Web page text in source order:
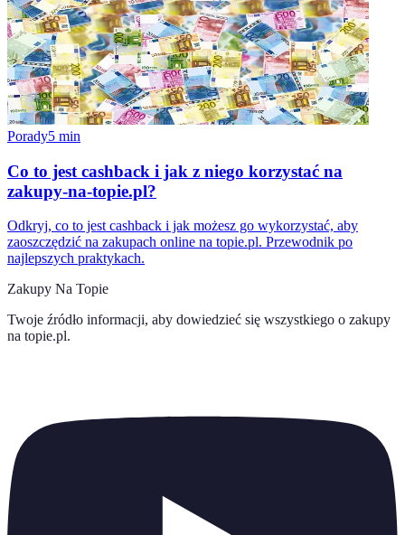
Porady5 min
Co to jest cashback i jak z niego korzystać na
zakupy-na-topie.pl?
Odkryj, co to jest cashback i jak możesz go wykorzystać, aby
zaoszczędzić na zakupach online na topie.pl. Przewodnik po
najlepszych praktykach.
Zakupy Na Topie
Twoje źródło informacji, aby dowiedzieć się wszystkiego o zakupy
na topie.pl.